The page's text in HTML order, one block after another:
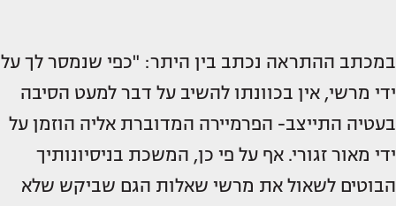
במכתב ההתראה נכתב בין היתר: "כפי שנמסר לך על
ידי מרשי, אין בכוונתו להשיב על דבר למעט הסיבה
בעטיה התייצב- הפרמיירה המדוברת אליה הוזמן על
ידי מאור זגורי. אף על פי כן, המשכת בניסיונותיך
הבוטים לשאול את מרשי שאלות הגם שביקש שלא